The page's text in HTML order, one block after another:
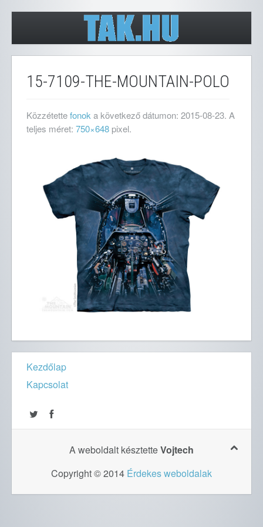
15-7109-THE-MOUNTAIN-POLO
Közzétettefonok a következő dátumon: 2015-08-23. A
teljes méret: 750×648 pixel.
Kezdőlap
Kapcsolat
A weboldalt késztetteVojtech
Copyright © 2014 Érdekes weboldalak